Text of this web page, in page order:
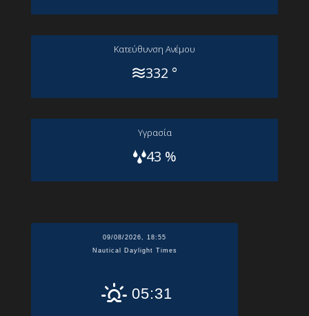
Kατεύθυνση Aνέμου
332 °
Yγρασία
43 %
09/08/2026, 18:55
Nautical Daylight Times
05:31